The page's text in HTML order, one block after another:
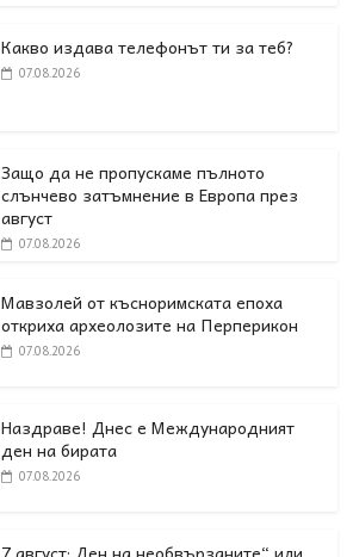
Какво издава телефонът ти за теб?
07.08.2026
Защо да не пропускаме пълното
слънчево затъмнение в Европа през
август
07.08.2026
Мавзолей от късноримската епоха
откриха археолозите на Перперикон
07.08.2026
Наздраве! Днес е Международният
ден на бирата
07.08.2026